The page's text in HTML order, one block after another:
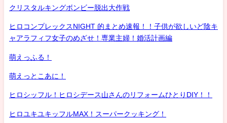
クリスタルキングボンビー脱出大作戦
ヒロコンプレックスNIGHT 的まとめ速報！！子供が欲しいど陰キ
ャアラフィフ女子のめざせ！専業主婦！婚活計画編
萌えっふる！
萌えっとこあに！
ヒロシッフル！ヒロシデース山さんのリフォームひとりDIY！！
ヒロユキユキッフルMAX！スーパークッキング！